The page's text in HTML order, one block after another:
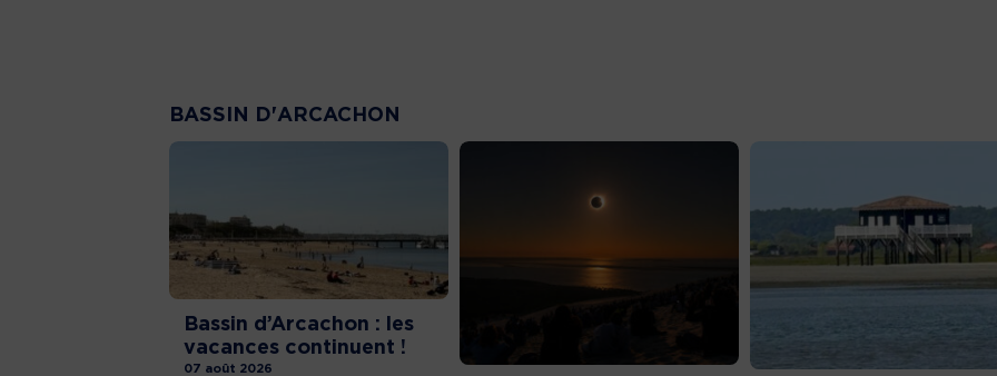
BASSIN D'ARCACHON
Bassin d’Arcachon : les
vacances continuent !
07 août 2026